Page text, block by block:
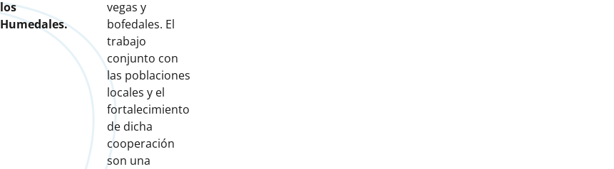
los
Humedales.
vegas y
bofedales. El
trabajo
conjunto con
las poblaciones
locales y el
fortalecimiento
de dicha
cooperación
son una